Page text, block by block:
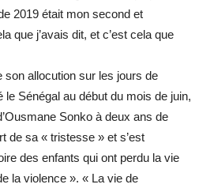
2019 était mon second et
que j’avais dit, et c’est cela que
son allocution sur les jours de
Sénégal au début du mois de juin,
Sonko à deux ans de
de sa « tristesse » et s’est
des enfants qui ont perdu la vie
la violence ». « La vie de